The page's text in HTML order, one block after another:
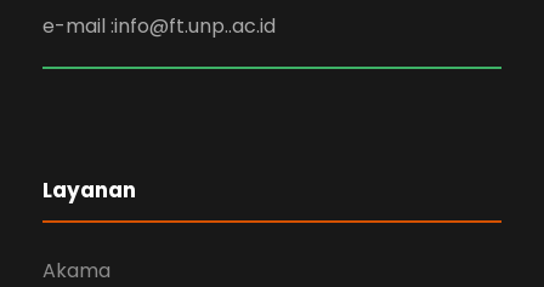
e-mail :info@ft.unp..ac.id
Layanan
Akama